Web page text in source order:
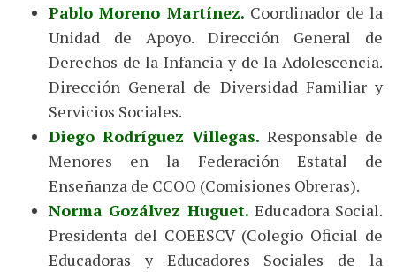
Pablo Moreno Martínez. Coordinador de la
Unidad de Apoyo. Dirección General de
Derechos de la Infancia y de la Adolescencia.
Dirección General de Diversidad Familiar y
Servicios Sociales.
Diego Rodríguez Villegas. Responsable de
Menores en la Federación Estatal de
Enseñanza de CCOO (Comisiones Obreras).
Norma Gozálvez Huguet. Educadora Social.
Presidenta del COEESCV (Colegio Oficial de
Educadoras y Educadores Sociales de la